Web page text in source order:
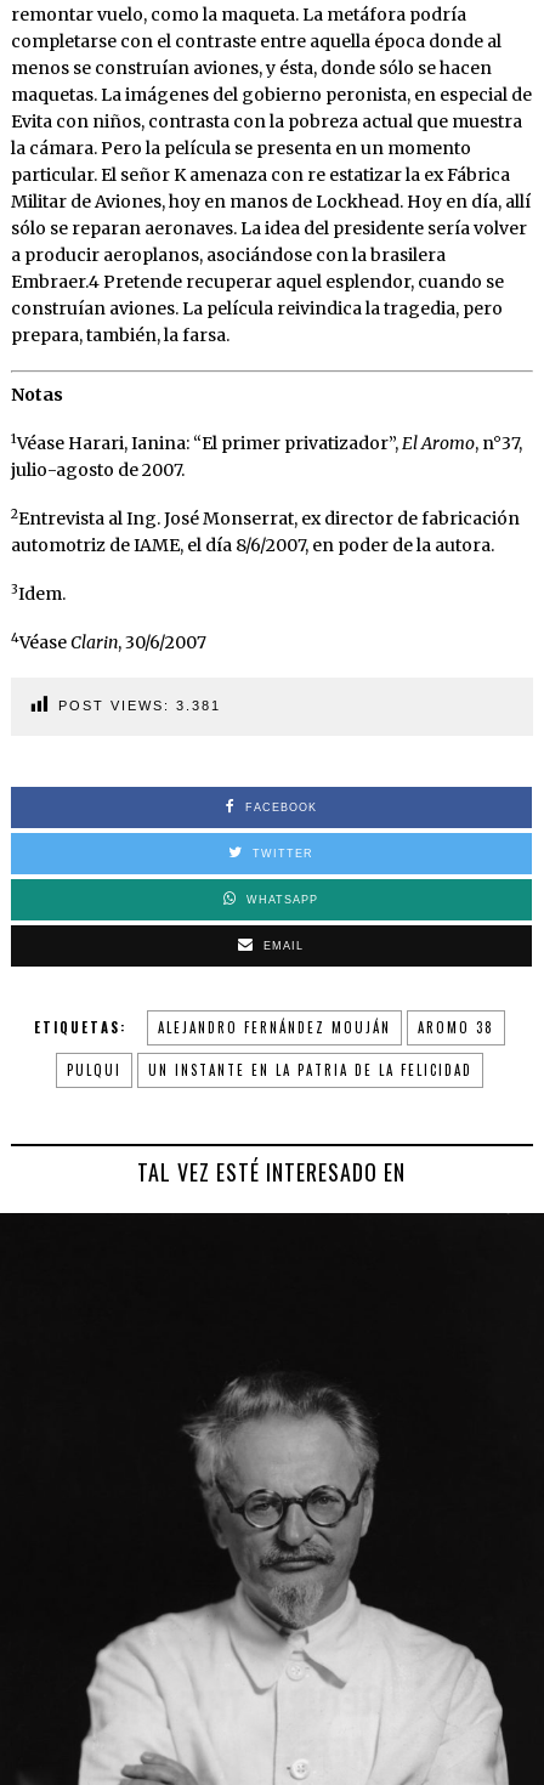
remontar vuelo, como la maqueta. La metáfora podría
completarse con el contraste entre aquella época donde al
menos se construían aviones, y ésta, donde sólo se hacen
maquetas. La imágenes del gobierno peronista, en especial de
Evita con niños, contrasta con la pobreza actual que muestra
la cámara. Pero la película se presenta en un momento
particular. El señor K amenaza con re estatizar la ex Fábrica
Militar de Aviones, hoy en manos de Lockhead. Hoy en día, allí
sólo se reparan aeronaves. La idea del presidente sería volver
a producir aeroplanos, asociándose con la brasilera
Embraer.4 Pretende recuperar aquel esplendor, cuando se
construían aviones. La película reivindica la tragedia, pero
prepara, también, la farsa.
Notas
1Véase Harari, Ianina: “El primer privatizador”,El Aromo, n°37,
julio-agosto de 2007.
2Entrevista al Ing. José Monserrat, ex director de fabricación
automotriz de IAME, el día 8/6/2007, en poder de la autora.
3Idem.
4VéaseClarin, 30/6/2007
POST VIEWS: 3.381
FACEBOOK
TWITTER
WHATSAPP
EMAIL
ETIQUETAS: ALEJANDRO FERNÁNDEZ MOUJÁN AROMO 38
PULQUI UN INSTANTE EN LA PATRIA DE LA FELICIDAD
TAL VEZ ESTÉ INTERESADO EN